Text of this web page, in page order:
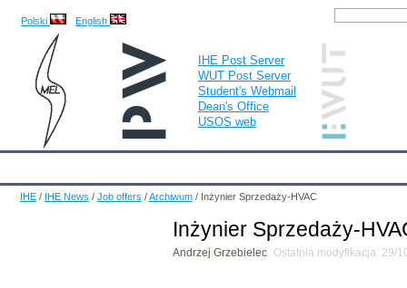
Polski English
IHE Post Server
WUT Post Server
Student's Webmail
Dean's Office
USOS web
IHE / IHE News / Job offers /Archiwum / Inżynier Sprzedaży-HVAC
Inżynier Sprzedaży-
Andrzej Grzebielec Ostatnia modyfikacja: 29/